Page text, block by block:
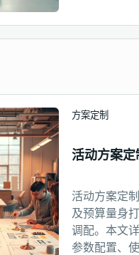
方案定制
活动方案
活动方案定
及预算量身
调配。本文
参数配置、